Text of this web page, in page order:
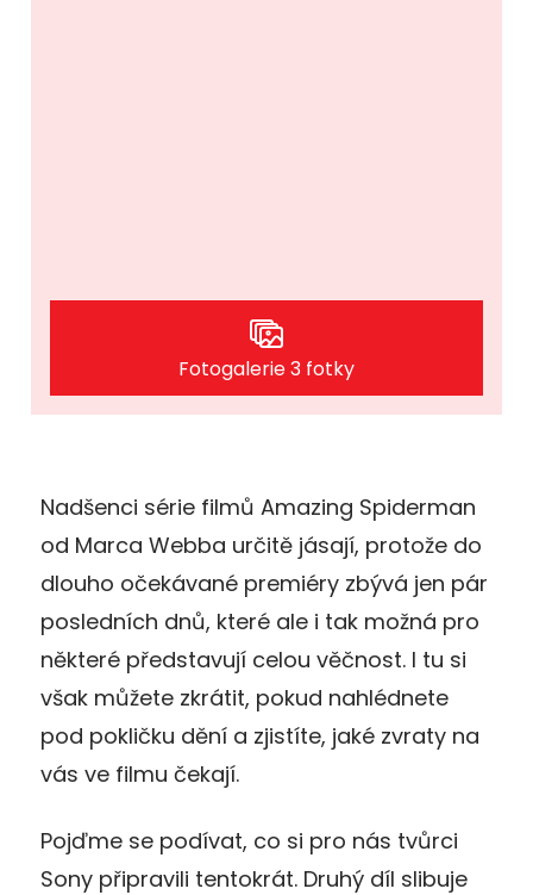
Fotogalerie 3 fotky
Nadšenci série filmů Amazing Spiderman
od Marca Webba určitě jásají, protože do
dlouho očekávané premiéry zbývá jen pár
posledních dnů, které ale i tak možná pro
některé představují celou věčnost. I tu si
však můžete zkrátit, pokud nahlédnete
pod pokličku dění a zjistíte, jaké zvraty na
vás ve filmu čekají.
Pojďme se podívat, co si pro nás tvůrci
Sony připravili tentokrát. Druhý díl slibuje